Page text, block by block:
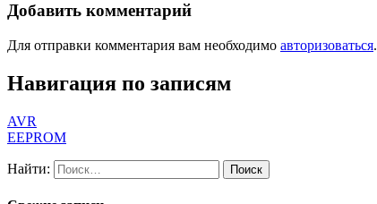
Добавить комментарий
Для отправки комментария вам необходимо авторизоваться.
Навигация по записям
AVR
EEPROM
Найти: